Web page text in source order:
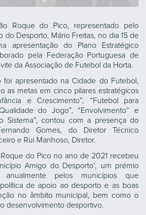
Roque do Pico, representado pelo
do Desporto, Mário Freitas, no dia 15 de
apresentação do Plano Estratégico
pela Federação Portuguesa de
da Associação de Futebol da Horta.
foi apresentado na Cidade do Futebol,
as metas em cinco pilares estratégicos
e Crescimento”, “Futebol para
do Jogo”, “Envolvimento” e
Sistema”, contou com a presença do
Gomes, do Diretor Técnico
e Rui Manhoso, Diretor.
do Pico no ano de 2021 recebeu
Amigo do Desporto’, um prémio
pelos municípios que
de apoio ao desporto e as boas
no âmbito municipal, bem como o
desenvolvimento desportivo.